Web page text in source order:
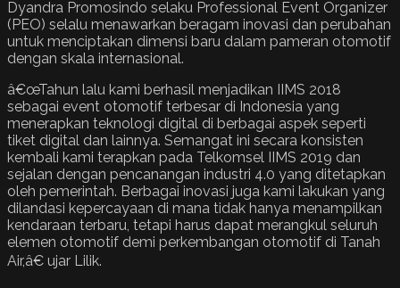
Dyandra Promosindo selaku Professional Event Organizer
(PEO) selalu menawarkan beragam inovasi dan perubahan
untuk menciptakan dimensi baru dalam pameran otomotif
dengan skala internasional.
â€œTahun lalu kami berhasil menjadikan IIMS 2018
sebagai event otomotif terbesar di Indonesia yang
menerapkan teknologi digital di berbagai aspek seperti
tiket digital dan lainnya. Semangat ini secara konsisten
kembali kami terapkan pada Telkomsel IIMS 2019 dan
sejalan dengan pencanangan industri 4.0 yang ditetapkan
oleh pemerintah. Berbagai inovasi juga kami lakukan yang
dilandasi kepercayaan di mana tidak hanya menampilkan
kendaraan terbaru, tetapi harus dapat merangkul seluruh
elemen otomotif demi perkembangan otomotif di Tanah
Air,â€ ujar Lilik.